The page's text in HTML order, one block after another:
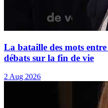
La bataille des mots
débats sur la fin de vie
2 Aug 2026